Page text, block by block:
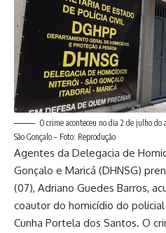
O crime aconteceu no dia 2 de julho
São Gonçalo – Foto: Reprodução
Agentes da Delegacia de
Gonçalo e Maricá (DHNSG)
(07), Adriano Guedes Barros,
coautor do homicídio do
Cunha Portela dos Santos. O